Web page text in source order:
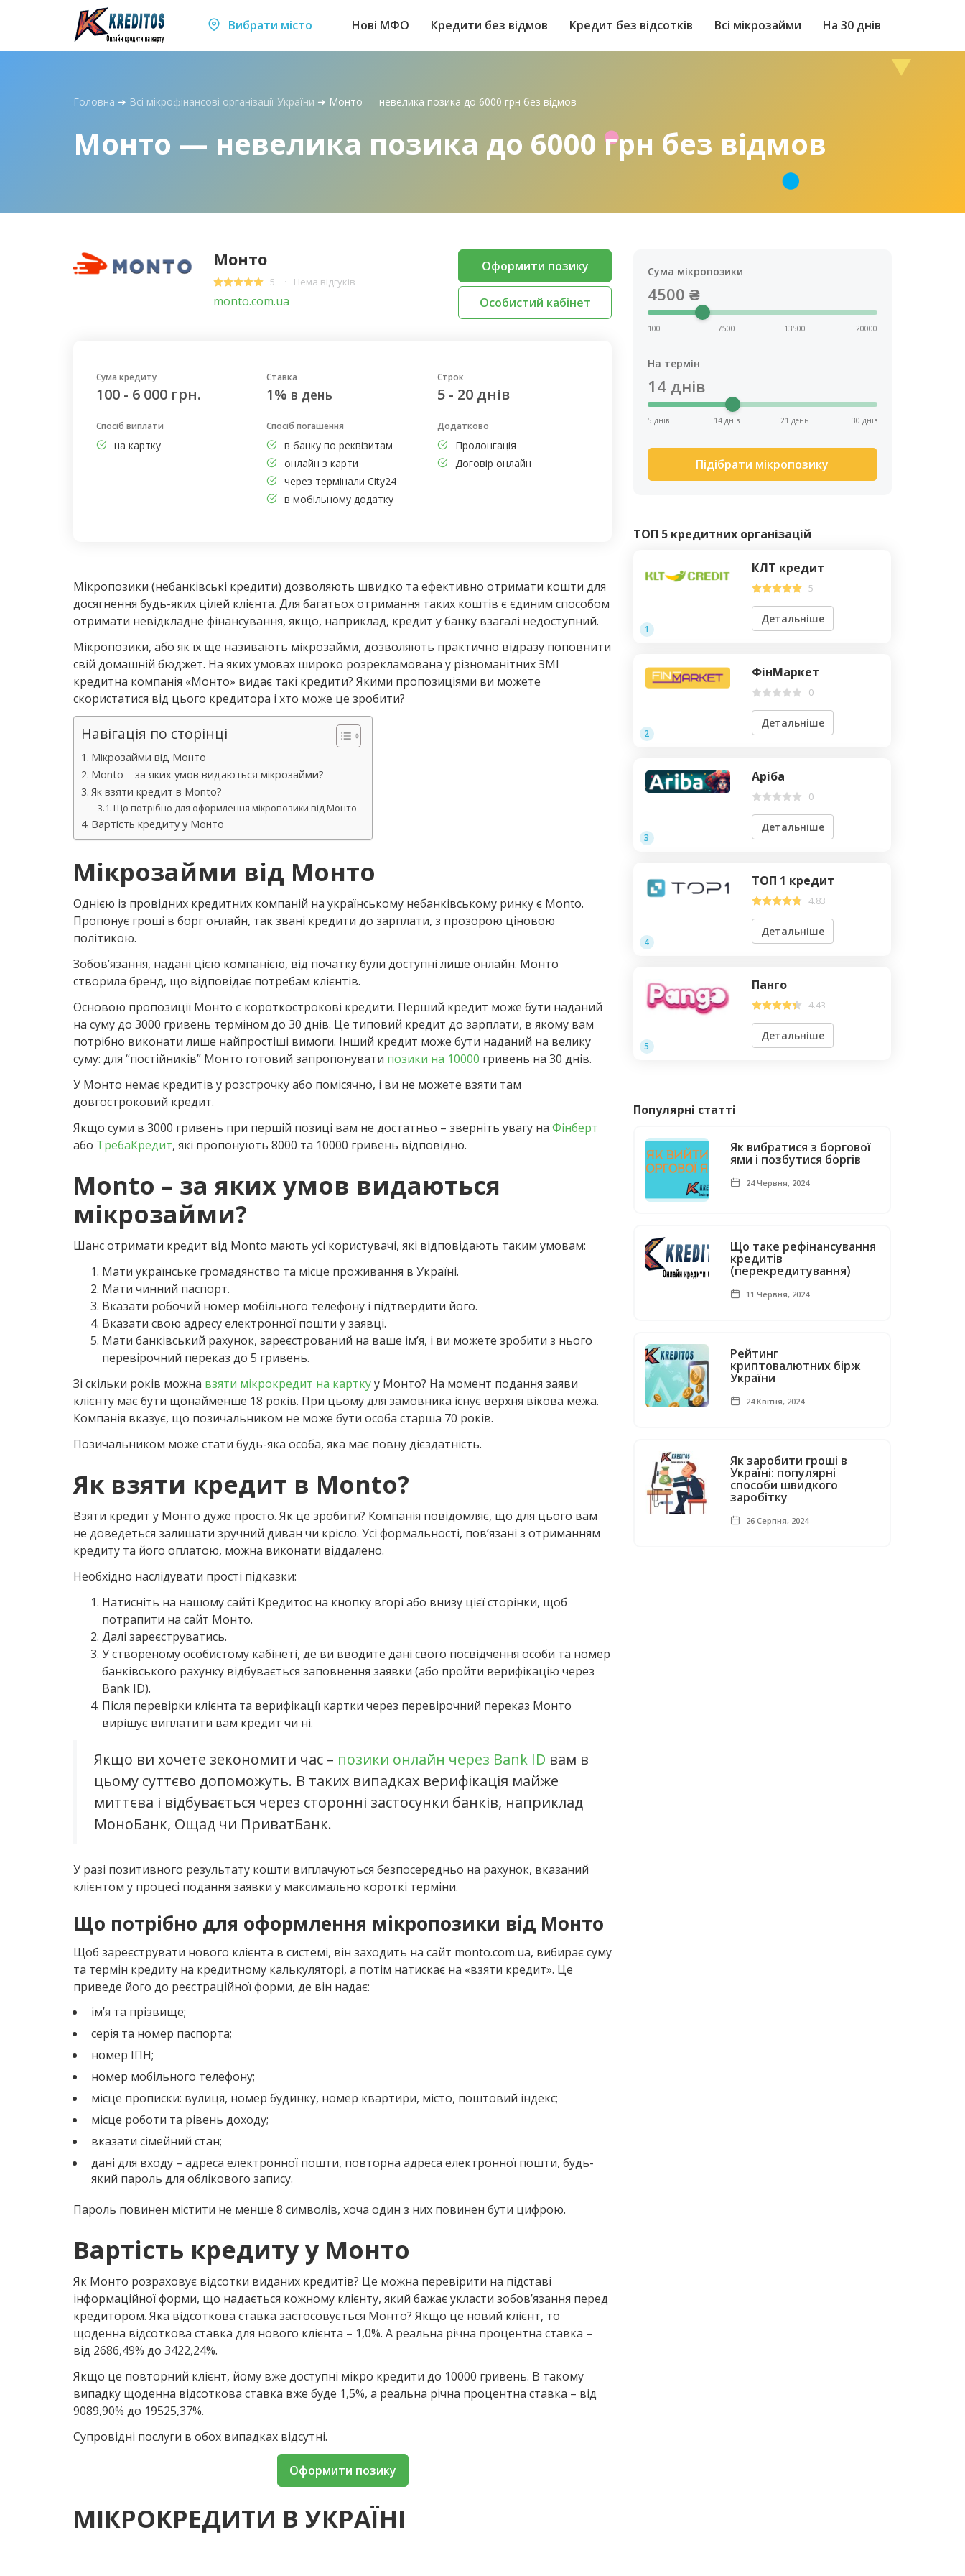
Вибрати місто Нові МФО Кредити без відмов Кредит без відсотків Всі мікрозайми На 30 днів
Головна ➜ Всі мікрофінансові організації України ➜ Монто — невелика позика до 6000 грн без відмов
Монто — невелика позика до 6000 грн без відмов
Монто
5 Нема відгуків
monto.com.ua
Оформити позику
Особистий кабінет
Сума кредиту
100 - 6 000 грн.
Ставка
1% в день
Строк
5 - 20 днів
Спосіб виплати
на картку
Спосіб погашення
в банку по реквізитам
онлайн з карти
через термінали City24
в мобільному додатку
Додатково
Пролонгація
Договір онлайн
Мікропозики (небанківські кредити) дозволяють швидко та ефективно отримати кошти для
досягнення будь-яких цілей клієнта. Для багатьох отримання таких коштів є єдиним способом
отримати невідкладне фінансування, якщо, наприклад, кредит у банку взагалі недоступний.
Мікропозики, або як їх ще називають мікрозайми, дозволяють практично відразу поповнити
свій домашній бюджет. На яких умовах широко розрекламована у різноманітних ЗМІ
кредитна компанія «Монто» видає такі кредити? Якими пропозиціями ви можете
скористатися від цього кредитора і хто може це зробити?
Навігація по сторінці
Мікрозайми від Монто
Monto – за яких умов видаються мікрозайми?
Як взяти кредит в Monto?
Що потрібно для оформлення мікропозики від Монто
Вартість кредиту у Монто
Мікрозайми від Монто
Однією із провідних кредитних компаній на українському небанківському ринку є Monto.
Пропонує гроші в борг онлайн, так звані кредити до зарплати, з прозорою ціновою
політикою.
Зобов’язання, надані цією компанією, від початку були доступні лише онлайн. Монто
створила бренд, що відповідає потребам клієнтів.
Основою пропозиції Монто є короткострокові кредити. Перший кредит може бути наданий
на суму до 3000 гривень терміном до 30 днів. Це типовий кредит до зарплати, в якому вам
потрібно виконати лише найпростіші вимоги. Інший кредит може бути наданий на велику
суму: для “постійників” Монто готовий запропонувати позики на 10000 гривень на 30 днів.
У Монто немає кредитів у розстрочку або помісячно, і ви не можете взяти там
довгостроковий кредит.
Якщо суми в 3000 гривень при першій позиці вам не достатньо – зверніть увагу на Фінберт
або ТребаКредит, які пропонують 8000 та 10000 гривень відповідно.
Monto – за яких умов видаються
мікрозайми?
Шанс отримати кредит від Monto мають усі користувачі, які відповідають таким умовам:
Мати українське громадянство та місце проживання в Україні.
Мати чинний паспорт.
Вказати робочий номер мобільного телефону і підтвердити його.
Вказати свою адресу електронної пошти у заявці.
Мати банківський рахунок, зареєстрований на ваше ім’я, і ​​ви можете зробити з нього
перевірочний переказ до 5 гривень.
Зі скільки років можна взяти мікрокредит на карткуу Монто? На момент подання заяви
клієнту має бути щонайменше 18 років. При цьому для замовника існує верхня вікова межа.
Компанія вказує, що позичальником не може бути особа старша 70 років.
Позичальником може стати будь-яка особа, яка має повну дієздатність.
Як взяти кредит в Monto?
Взяти кредит у Монто дуже просто. Як це зробити? Компанія повідомляє, що для цього вам
не доведеться залишати зручний диван чи крісло. Усі формальності, пов’язані з отриманням
кредиту та його оплатою, можна виконати віддалено.
Необхідно наслідувати прості підказки:
Натисніть на нашому сайті Кредитос на кнопку вгорі або внизу цієї сторінки, щоб
потрапити на сайт Монто.
Далі зареєструватись.
У створеному особистому кабінеті, де ви вводите дані свого посвідчення особи та номер
банківського рахунку відбувається заповнення заявки (або пройти верифікацію через
Bank ID).
Після перевірки клієнта та верифікації картки через перевірочний переказ Монто
вирішує виплатити вам кредит чи ні.
Якщо ви хочете зекономити час – позики онлайн через Bank ID вам в
цьому суттєво допоможуть. В таких випадках верифікація майже
миттєва і відбувається через сторонні застосунки банків, наприклад
МоноБанк, Ощад чи ПриватБанк.
У разі позитивного результату кошти виплачуються безпосередньо на рахунок, вказаний
клієнтом у процесі подання заявки у максимально короткі терміни.
Що потрібно для оформлення мікропозики від Монто
Щоб зареєструвати нового клієнта в системі, він заходить на сайт monto.com.ua, вибирає суму
та термін кредиту на кредитному калькуляторі, а потім натискає на «взяти кредит». Це
приведе його до реєстраційної форми, де він надає:
ім’я та прізвище;
серія та номер паспорта;
номер ІПН;
номер мобільного телефону;
місце прописки: вулиця, номер будинку, номер квартири, місто, поштовий індекс;
місце роботи та рівень доходу;
вказати сімейний стан;
дані для входу – адреса електронної пошти, повторна адреса електронної пошти, будь-
який пароль для облікового запису.
Пароль повинен містити не менше 8 символів, хоча один з них повинен бути цифрою.
Вартість кредиту у Монто
Як Монто розраховує відсотки виданих кредитів? Це можна перевірити на підставі
інформаційної форми, що надається кожному клієнту, який бажає укласти зобов’язання перед
кредитором. Яка відсоткова ставка застосовується Монто? Якщо це новий клієнт, то
щоденна відсоткова ставка для нового клієнта – 1,0%. А реальна річна процентна ставка –
від 2686,49% до 3422,24%.
Якщо це повторний клієнт, йому вже доступні мікро кредити до 10000 гривень. В такому
випадку щоденна відсоткова ставка вже буде 1,5%, а реальна річна процентна ставка – від
9089,90% до 19525,37%.
Супровідні послуги в обох випадках відсутні.
Оформити позику
МІКРОКРЕДИТИ В УКРАЇНІ
Сума мікропозики
4500 ₴
100 7500 13500 20000
На термін
14 днів
5 днів 14 днів 21 день 30 днів
Підібрати мікропозику
ТОП 5 кредитних організацій
1
КЛТ кредит
5
Детальніше
2
ФінМаркет
0
Детальніше
3
Аріба
0
Детальніше
4
ТОП 1 кредит
4.83
Детальніше
5
Панго
4.43
Детальніше
Популярні статті
Як вибратися з боргової
ями і позбутися боргів
24 Червня, 2024
Що таке рефінансування
кредитів
(перекредитування)
11 Червня, 2024
Рейтинг
криптовалютних бірж
України
24 Квітня, 2024
Як заробити гроші в
Україні: популярні
способи швидкого
заробітку
26 Серпня, 2024